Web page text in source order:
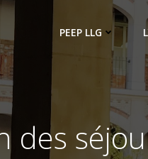
PEEP LLG
des